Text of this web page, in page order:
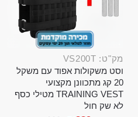
מק"ט: VS200T
וסט משקולות אפוד עם משקל
20 קג מתכוונן מקצועי
TRAINING VEST מטילי כסף
לא שק חול